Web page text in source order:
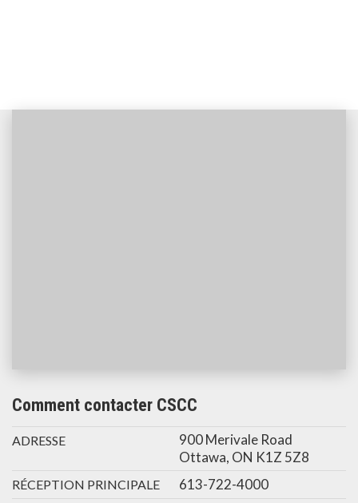
Comment contacter CSCC
ADRESSE
900 Merivale Road
Ottawa, ON K1Z 5Z8
RÉCEPTION PRINCIPALE 613-722-4000